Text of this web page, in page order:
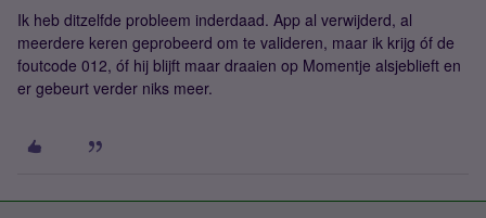
Ik heb ditzelfde probleem inderdaad. App al verwijderd, al
meerdere keren geprobeerd om te valideren, maar ik krijg óf de
foutcode 012, óf hij blijft maar draaien op Momentje alsjeblieft en
er gebeurt verder niks meer.